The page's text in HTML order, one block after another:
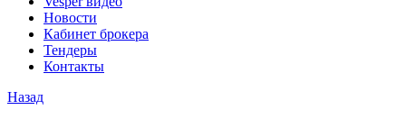
Новости
Кабинет брокера
Тендеры
Контакты
Назад